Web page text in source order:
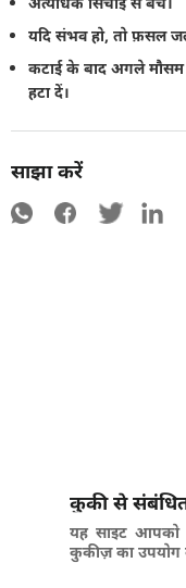
यदि संभव हो, तो फ़सल
कटाई के बाद अगले
हटा दें।
साझा करें
कुकी से संबंधित
यह साइट आपको
कुकीज़ का उपयोग